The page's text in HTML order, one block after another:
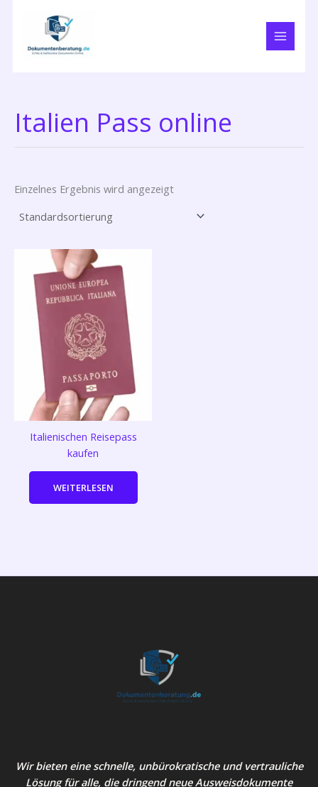
Italien Pass online
Einzelnes Ergebnis wird angezeigt
Italienischen Reisepass
kaufen
WEITERLESEN
Wir bieten eine schnelle, unbürokratische und vertrauliche
Lösung für alle, die dringend neue Ausweisdokumente